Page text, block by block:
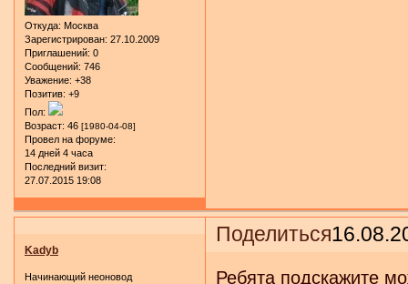
Откуда: Москва
Зарегистрирован: 27.10.2009
Приглашений: 0
Сообщений: 746
Уважение: +38
Позитив: +9
Пол:
Возраст: 46 [1980-04-08]
Провел на форуме:
14 дней 4 часа
Последний визит:
27.07.2015 19:08
Поделиться
Kadyb
Начинающий неоновод
Ребята подскажите